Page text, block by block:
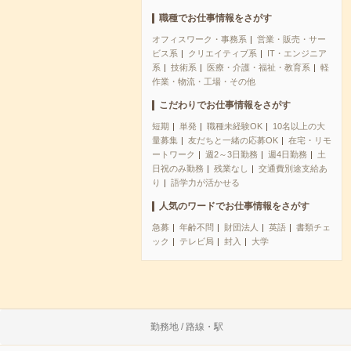
職種でお仕事情報をさがす
オフィスワーク・事務系
営業・販売・サー
ビス系
クリエイティブ系
IT・エンジニア
系
技術系 医療・介護・福祉・教育系
軽
作業・物流・工場・その他
こだわりでお仕事情報をさがす
短期 単発 職種未経験OK
10名以上の大
量募集
友だちと一緒の応募OK
在宅・リモ
ートワーク
週2～3日勤務 週4日勤務
土
日祝のみ勤務
残業なし
交通費別途支給あ
り
語学力が活かせる
人気のワードでお仕事情報をさがす
急募 年齢不問 財団法人 英語
書類チェ
ック
テレビ局 封入 大学
勤務地 / 路線・駅